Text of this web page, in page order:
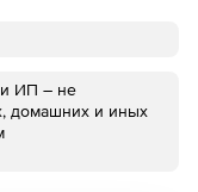
и ИП – не
домашних и иных